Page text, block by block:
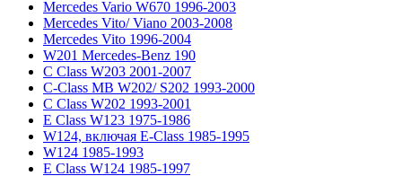
Mercedes Vario W670 1996-2003
Mercedes Vito/ Viano 2003-2008
Mercedes Vito 1996-2004
W201 Mercedes-Benz 190
C Class W203 2001-2007
C-Class MB W202/ S202 1993-2000
C Class W202 1993-2001
E Class W123 1975-1986
W124, включая E-Class 1985-1995
W124 1985-1993
E Class W124 1985-1997